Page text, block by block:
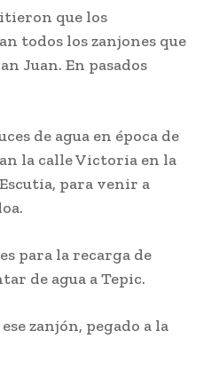
que los
todos los zanjones que
Juan. En pasados
de agua en época de
la calle Victoria en la
para venir a
para la recarga de
de agua a Tepic.
zanjón, pegado a la